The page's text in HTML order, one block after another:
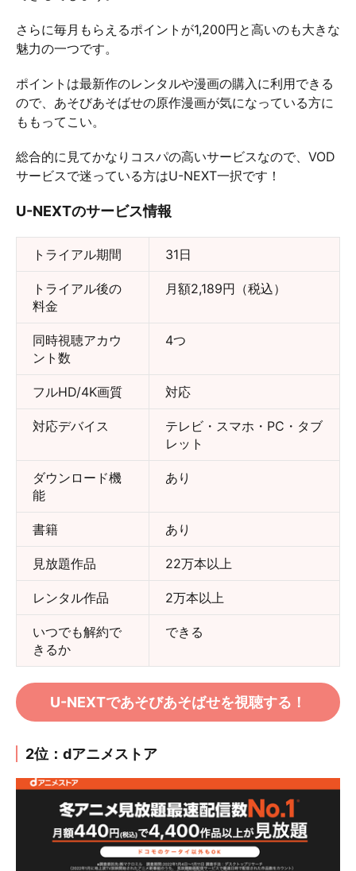
さらに毎月もらえるポイントが1,200円と高いのも大きな
魅力の一つです。
ポイントは最新作のレンタルや漫画の購入に利用できる
ので、あそびあそばせの原作漫画が気になっている方に
ももってこい。
総合的に見てかなりコスパの高いサービスなので、VOD
サービスで迷っている方はU-NEXT一択です！
U-NEXTのサービス情報
トライアル期間 31日
トライアル後の
料金
月額2,189円（税込）
同時視聴アカウ
ント数
4つ
フルHD/4K画質 対応
対応デバイス
テレビ・スマホ・PC・タブ
レット
ダウンロード機
能
あり
書籍 あり
見放題作品 22万本以上
レンタル作品 2万本以上
いつでも解約で
きるか
できる
U-NEXTであそびあそばせを視聴する！
2位：dアニメストア